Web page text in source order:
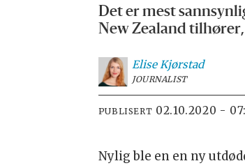
Det er mest
New Zealand
Elise Kjørstad
JOURNALIST
PUBLISERT 02.10.2020 -
Nylig ble en en ny